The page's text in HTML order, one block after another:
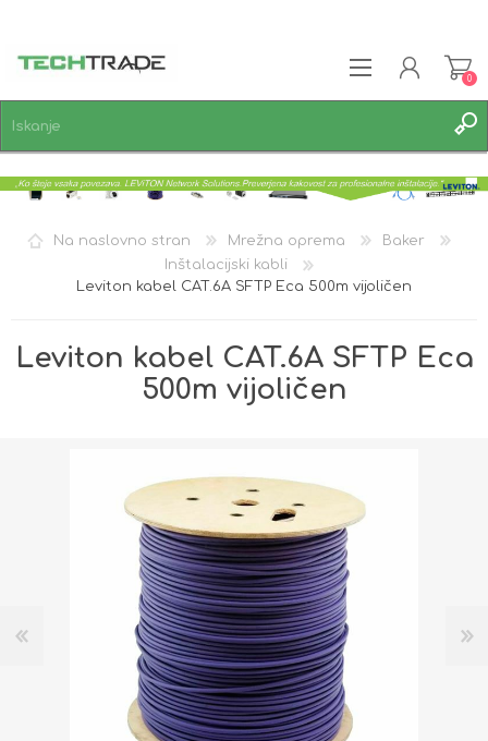
PRIJAVA
0
Na naslovno stran Mrežna oprema
Baker
Inštalacijski kabli
Leviton kabel CAT.6A SFTP Eca 500m vijoličen
Leviton kabel CAT.6A SFTP Eca
500m vijoličen